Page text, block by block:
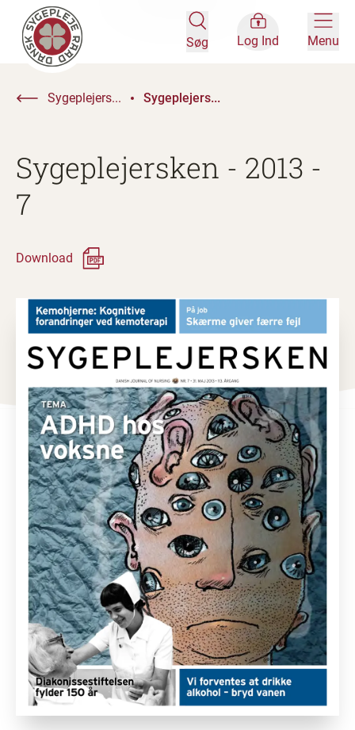
Søg Log Ind Menu
Sygeplejers... Sygeplejers...
Sygeplejersken - 2013 -
7
Download